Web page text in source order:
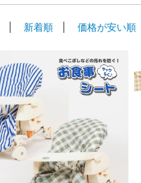
新着順 価格が安い順